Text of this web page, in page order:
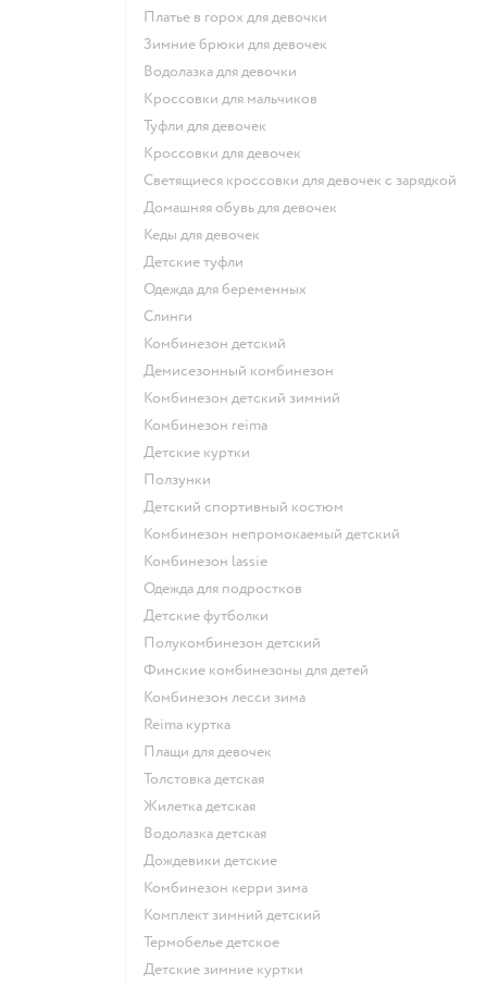
Платье в горох для девочки
Зимние брюки для девочек
Водолазка для девочки
Кроссовки для мальчиков
Туфли для девочек
Кроссовки для девочек
Светящиеся кроссовки для девочек с зарядкой
Домашняя обувь для девочек
Кеды для девочек
Детские туфли
Одежда для беременных
Слинги
Комбинезон детский
Демисезонный комбинезон
Комбинезон детский зимний
Комбинезон reima
Детские куртки
Ползунки
Детский спортивный костюм
Комбинезон непромокаемый детский
Комбинезон lassie
Одежда для подростков
Детские футболки
Полукомбинезон детский
Финские комбинезоны для детей
Комбинезон лесси зима
Reima куртка
Плащи для девочек
Толстовка детская
Жилетка детская
Водолазка детская
Дождевики детские
Комбинезон керри зима
Комплект зимний детский
Термобелье детское
Детские зимние куртки